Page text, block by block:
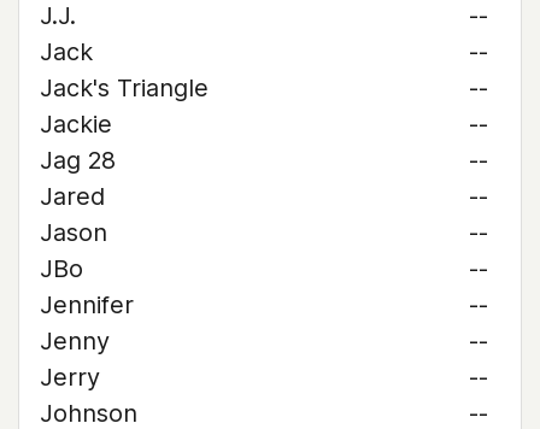
J.J.
--
Jack
--
Jack's Triangle
--
Jackie
--
Jag 28
--
Jared
--
Jason
--
JBo
--
Jennifer
--
Jenny
--
Jerry
--
Johnson
--